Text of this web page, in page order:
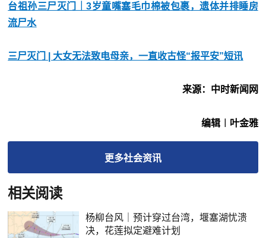
台祖孙三尸灭门｜3岁童嘴塞毛巾棉被包裹，遗体并排睡房
流尸水
三尸灭门 | 大女无法致电母亲，一直收古怪“报平安”短讯
来源：中时新闻网
编辑︱叶金雅
更多社会资讯
相关阅读
杨柳台风｜预计穿过台湾，堰塞湖忧溃
决，花莲拟定避难计划